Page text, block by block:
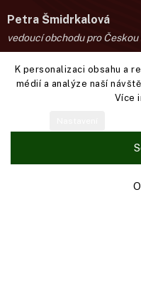
K personalizaci obsahu a
médií a analýze naší
Více
Petra Šmidrkalová
vedoucí obchodu pro
+420 776 889 021
smidrkal@prodej-